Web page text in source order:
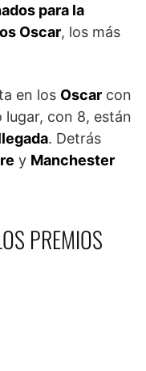
para la
Oscar, los más
en los Oscar con
lugar, con 8, están
. Detrás
y Manchester
PREMIOS